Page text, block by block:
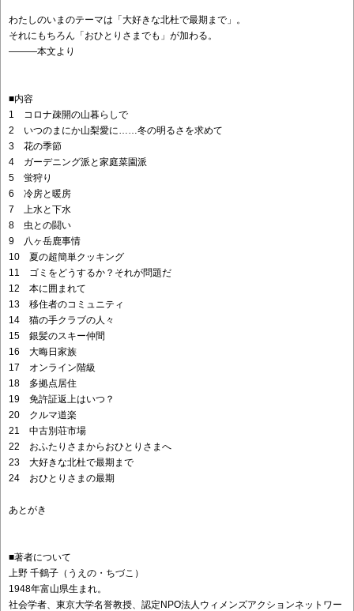
わたしのいまのテーマは「大好きな北杜で最期まで」。
それにもちろん「おひとりさまでも」が加わる。
―――本文より
■内容
1 コロナ疎開の山暮らしで
2 いつのまにか山梨愛に……冬の明るさを求めて
3 花の季節
4 ガーデニング派と家庭菜園派
5 蛍狩り
6 冷房と暖房
7 上水と下水
8 虫との闘い
9 八ヶ岳鹿事情
10 夏の超簡単クッキング
11 ゴミをどうするか？それが問題だ
12 本に囲まれて
13 移住者のコミュニティ
14 猫の手クラブの人々
15 銀髪のスキー仲間
16 大晦日家族
17 オンライン階級
18 多拠点居住
19 免許証返上はいつ？
20 クルマ道楽
21 中古別荘市場
22 おふたりさまからおひとりさまへ
23 大好きな北杜で最期まで
24 おひとりさまの最期
あとがき
■著者について
上野 千鶴子（うえの・ちづこ）
1948年富山県生まれ。
社会学者、東京大学名誉教授、認定NPO法人ウィメンズアクションネットワー